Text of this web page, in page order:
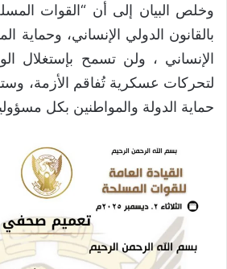
وخلص البيان إلى أن “القوات
بالقانون الدولي الإنساني، وحماية
الإنساني ، ولن تسمح بإستغلال
لتحركات عسكرية تُفاقم الأزمة،
حماية الدولة والمواطنين بكل